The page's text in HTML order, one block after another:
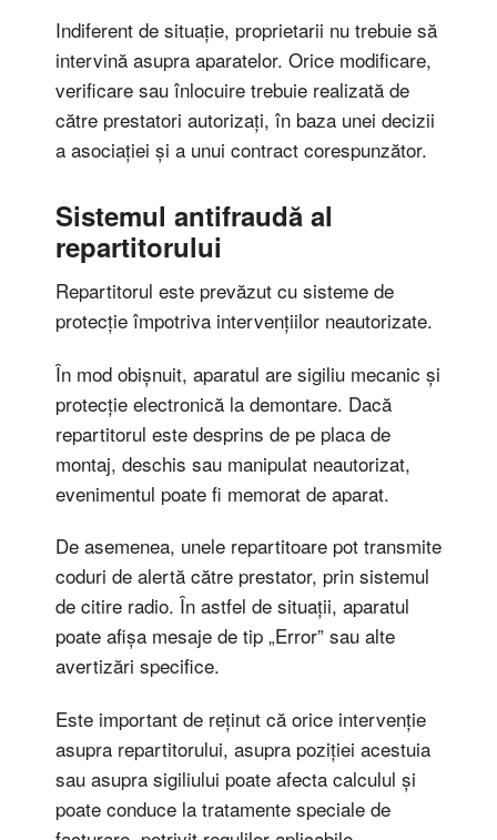
Indiferent de situație, proprietarii nu trebuie să
intervină asupra aparatelor. Orice modificare,
verificare sau înlocuire trebuie realizată de
către prestatori autorizați, în baza unei decizii
a asociației și a unui contract corespunzător.
Sistemul antifraudă al
repartitorului
Repartitorul este prevăzut cu sisteme de
protecție împotriva intervențiilor neautorizate.
În mod obișnuit, aparatul are sigiliu mecanic și
protecție electronică la demontare. Dacă
repartitorul este desprins de pe placa de
montaj, deschis sau manipulat neautorizat,
evenimentul poate fi memorat de aparat.
De asemenea, unele repartitoare pot transmite
coduri de alertă către prestator, prin sistemul
de citire radio. În astfel de situații, aparatul
poate afișa mesaje de tip „Error” sau alte
avertizări specifice.
Este important de reținut că orice intervenție
asupra repartitorului, asupra poziției acestuia
sau asupra sigiliului poate afecta calculul și
poate conduce la tratamente speciale de